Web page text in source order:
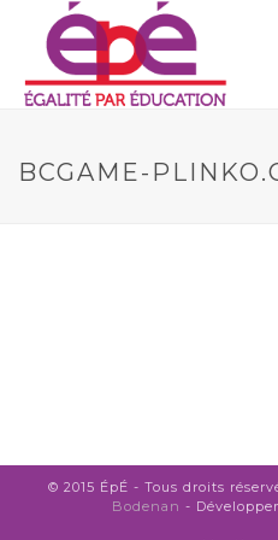
BCGAME-
© 2015 ÉpÉ - Tous droits
Bodenan -